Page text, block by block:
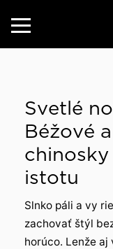
Svetlé
Béžové
istotu
Slnko páli a vy
zachovať štýl
horúco. Lenže